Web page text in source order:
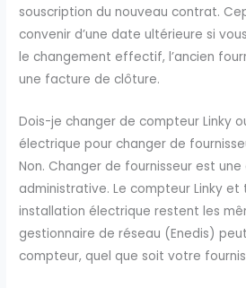
souscription du nouveau contrat.
convenir d’une date ultérieure si
le changement effectif, l’ancien
une facture de clôture.
Dois-je changer de compteur Linky
électrique pour changer de
Non. Changer de fournisseur est
administrative. Le compteur Linky
installation électrique restent les
gestionnaire de réseau (Enedis)
compteur, quel que soit votre